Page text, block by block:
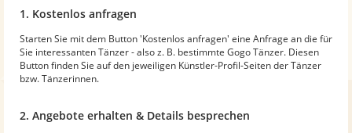
1. Kostenlos anfragen
Starten Sie mit dem Button 'Kostenlos anfragen' eine Anfrage an die für
Sie interessanten Tänzer - also z. B. bestimmte Gogo Tänzer. Diesen
Button finden Sie auf den jeweiligen Künstler-Profil-Seiten der Tänzer
bzw. Tänzerinnen.
2. Angebote erhalten & Details besprechen